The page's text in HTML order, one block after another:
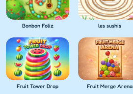
Bonbon Foliz les sushis
Fruit Tower Drop Fruit Merge Arena